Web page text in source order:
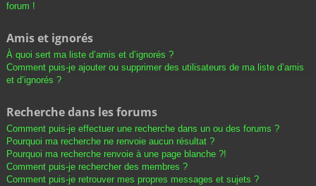
forum !
Amis et ignorés
À quoi sert ma liste d’amis et d’ignorés ?
Comment puis-je ajouter ou supprimer des utilisateurs de ma liste d’amis
et d’ignorés ?
Recherche dans les forums
Comment puis-je effectuer une recherche dans un ou des forums ?
Pourquoi ma recherche ne renvoie aucun résultat ?
Pourquoi ma recherche renvoie à une page blanche ?!
Comment puis-je rechercher des membres ?
Comment puis-je retrouver mes propres messages et sujets ?